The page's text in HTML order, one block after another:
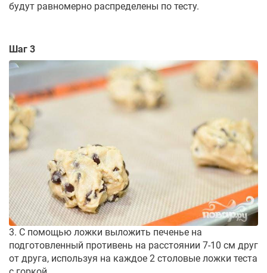
будут равномерно распределены по тесту.
Шаг 3
3. С помощью ложки выложить печенье на
подготовленный противень на расстоянии 7-10 см друг
от друга, используя на каждое 2 столовые ложки теста